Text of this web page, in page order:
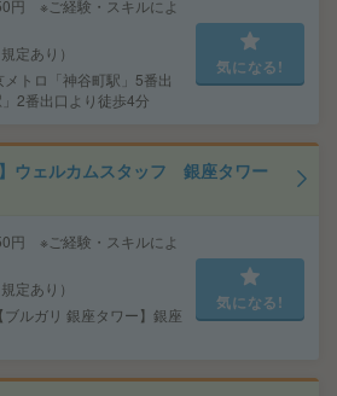
円 ※ご経験・スキルによ
定あり）
トロ「神谷町駅」5番出
2番出口より徒歩4分
気になる!
ウェルカムスタッフ 銀座タワー
円 ※ご経験・スキルによ
定あり）
ルガリ 銀座タワー】銀座
気になる!